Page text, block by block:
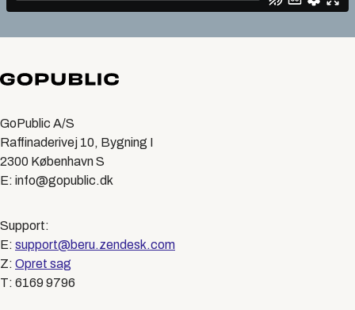
GoPublic A/S
Raffinaderivej 10, Bygning I
2300 København S
E: info@gopublic.dk
Support:
E:support@beru.zendesk.com
Z:Opret sag
T: 6169 9796